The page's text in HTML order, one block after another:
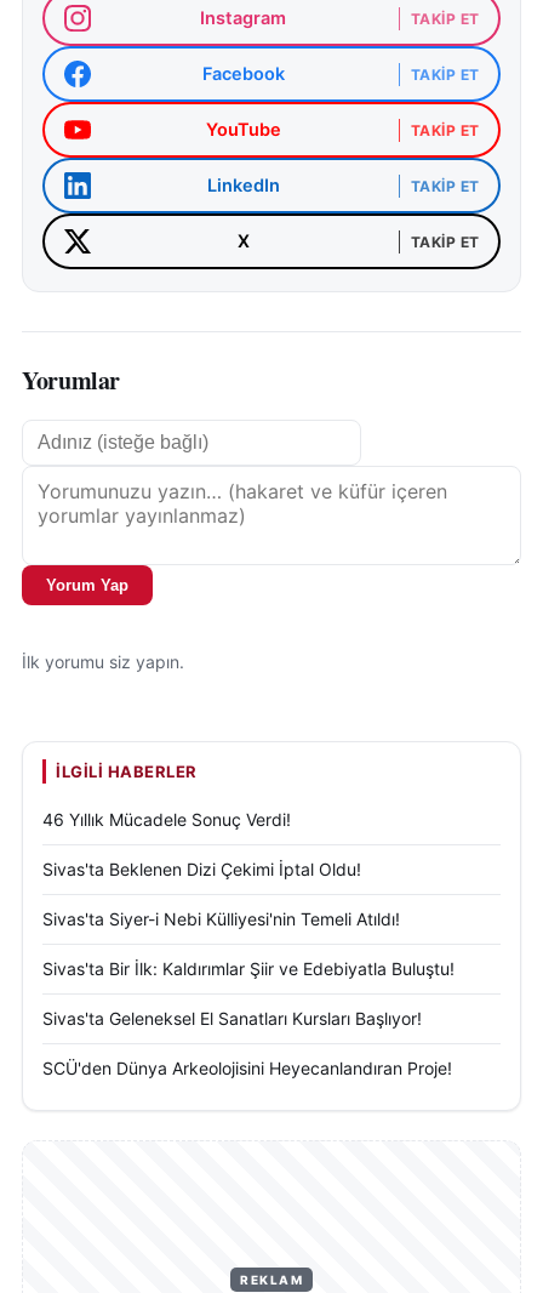
Instagram TAKIP ET
Facebook TAKIP ET
YouTube TAKIP ET
LinkedIn TAKIP ET
X TAKIP ET
Yorumlar
Yorum Yap
İlk yorumu siz yapın.
İLGILI HABERLER
46 Yıllık Mücadele Sonuç Verdi!
Sivas'ta Beklenen Dizi Çekimi İptal Oldu!
Sivas'ta Siyer-i Nebi Külliyesi'nin Temeli Atıldı!
Sivas'ta Bir İlk: Kaldırımlar Şiir ve Edebiyatla Buluştu!
Sivas'ta Geleneksel El Sanatları Kursları Başlıyor!
SCÜ'den Dünya Arkeolojisini Heyecanlandıran Proje!
REKLAM